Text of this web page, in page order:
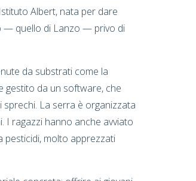
Albert, nata per dare
— quello di Lanzo — privo di
da substrati come la
gestito da un software, che
sprechi. La serra è organizzata
I ragazzi hanno anche avviato
pesticidi, molto apprezzati